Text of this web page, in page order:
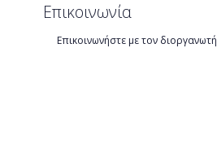
Επικοινωνία
Επικοινωνήστε με τον διοργανωτή